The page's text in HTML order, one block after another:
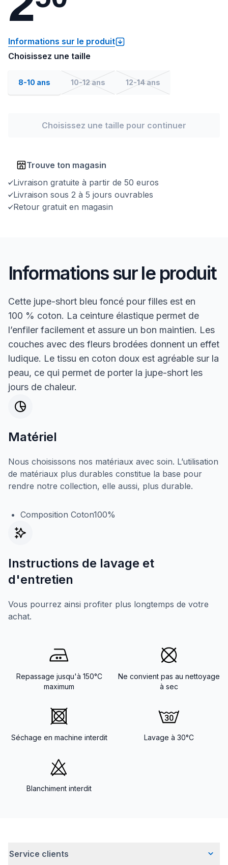
Informations sur le produit
Choisissez une taille
8-10 ans 10-12 ans 12-14 ans
Choisissez une taille pour continuer
Trouve ton magasin
Livraison gratuite à partir de 50 euros
Livraison sous 2 à 5 jours ouvrables
Retour gratuit en magasin
Informations sur le produit
Cette jupe-short bleu foncé pour filles est en
100 % coton. La ceinture élastique permet de
l’enfiler facilement et assure un bon maintien. Les
couches avec des fleurs brodées donnent un effet
ludique. Le tissu en coton doux est agréable sur la
peau, ce qui permet de porter la jupe-short les
jours de chaleur.
Matériel
Nous choisissons nos matériaux avec soin. L’utilisation
de matériaux plus durables constitue la base pour
rendre notre collection, elle aussi, plus durable.
Composition Coton100%
Instructions de lavage et
d'entretien
Vous pourrez ainsi profiter plus longtemps de votre
achat.
Repassage jusqu'à 150°C
maximum
Ne convient pas au nettoyage
à sec
Séchage en machine interdit Lavage à 30°C
Blanchiment interdit
Service clients